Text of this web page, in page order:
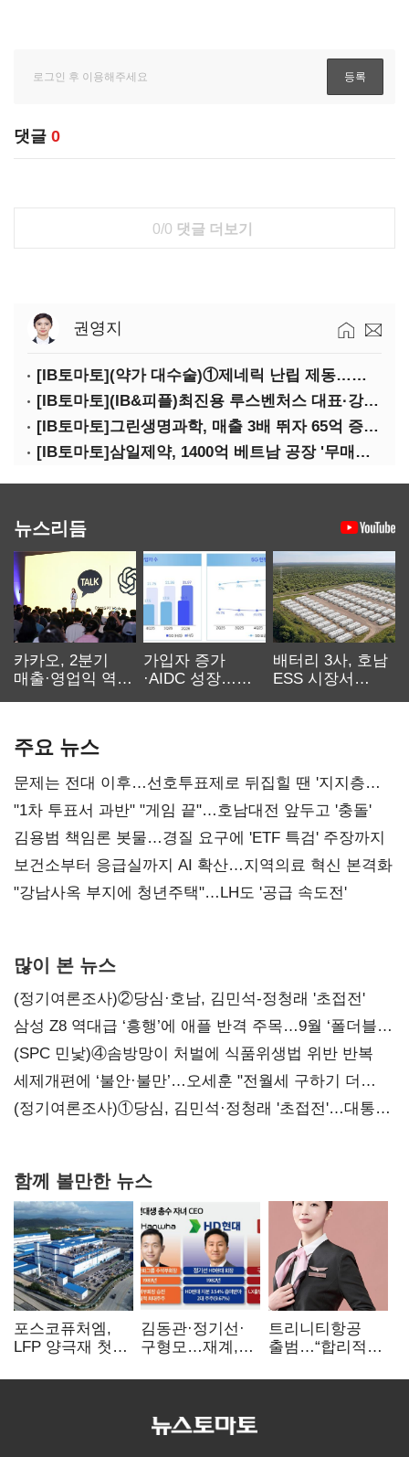
댓글 0
0/0 댓글 더보기
권영지
[IB토마토](약가 대수술)①제네릭 난립 제동…중소 제약사 수익성 비상
[IB토마토](IB&피플)최진용 루스벤처스 대표·강승순 이사
[IB토마토]그린생명과학, 매출 3배 뛰자 65억 증설…상위 2곳 의존도 82%
[IB토마토]삼일제약, 1400억 베트남 공장 '무매출'…한계기업 편입 위기
뉴스리듬
카카오, 2분기
매출·영업익 역대
가입자 증가
·AIDC 성장…
배터리 3사, 호남
ESS 시장서
주요 뉴스
문제는 전대 이후…선호투표제로 뒤집힐 땐 '지지층
불복'
"1차 투표서 과반" "게임 끝"…호남대전 앞두고 '충돌'
김용범 책임론 봇물…경질 요구에 'ETF 특검' 주장까지
보건소부터 응급실까지 AI 확산…지역의료 혁신 본격화
"강남사옥 부지에 청년주택"…LH도 '공급 속도전'
많이 본 뉴스
(정기여론조사)②당심·호남, 김민석-정청래 '초접전'
삼성 Z8 역대급 ‘흥행’에 애플 반격 주목…9월 ‘폴더블
대전’
(SPC 민낯)④솜방망이 처벌에 식품위생법 위반 반복
세제개편에 ‘불안·불만’…오세훈 "전월세 구하기 더
힘들어질 것"
(정기여론조사)①당심, 김민석·정청래 '초접전'…대통령
함께 볼만한 뉴스
포스코퓨처엠,
LFP 양극재 첫
ESS 시장 공략
김동관·정기선·
구형모…재계,
전성시대
트리니티항공
출범…“합리적
서비스로 승부”